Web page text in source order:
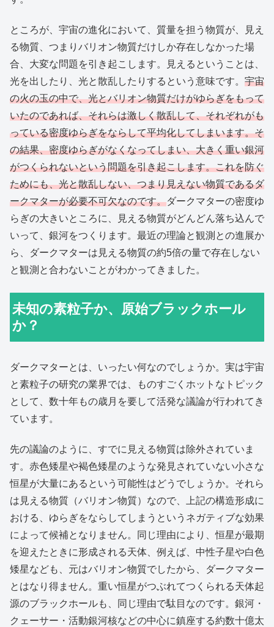
ところが、宇宙の進化において、質量を担う物質が、見え
る物質、つまりバリオン物質だけしか存在しなかった場
合、大変な問題を引き起こします。見えるということは、
光を出したり、光と散乱したりするという意味です。 宇宙
の火の玉の中で、光とバリオン物質だけがゆらぎをもって
いたのであれば、それらは激しく散乱して、それぞれがも
っている密度ゆらぎをならして平均化してしまいます。そ
の結果、密度ゆらぎがなくなってしまい、大きく重い銀河
がつくられないという問題を引き起こします。これを防ぐ
ためにも、光と散乱しない、つまり見えない物質であるダ
ークマターが必要不可欠なのです。ダークマターの密度ゆ
らぎの大きいところに、見える物質がどんどん落ち込んで
いって、銀河をつくります。最近の理論と観測との進展か
ら、ダークマターは見える物質の約5倍の量で存在しない
と観測と合わないことがわかってきました。
未知の素粒子か、原始ブラックホール
か？
ダークマターとは、いったい何なのでしょうか。実は宇宙
と素粒子の研究の業界では、ものすごくホットなトピック
として、数十年もの歳月を要して活発な議論が行われてき
ています。
先の議論のように、すでに見える物質は除外されていま
す。赤色矮星や褐色矮星のような発見されていない小さな
恒星が大量にあるという可能性はどうでしょうか。それら
は見える物質（バリオン物質）なので、上記の構造形成に
おける、ゆらぎをならしてしまうというネガティブな効果
によって候補となりません。同じ理由により、恒星が最期
を迎えたときに形成される天体、例えば、中性子星や白色
矮星なども、元はバリオン物質でしたから、ダークマター
とはなり得ません。重い恒星がつぶれてつくられる天体起
源のブラックホールも、同じ理由で駄目なのです。銀河・
クェーサー・活動銀河核などの中心に鎮座する約数十億太